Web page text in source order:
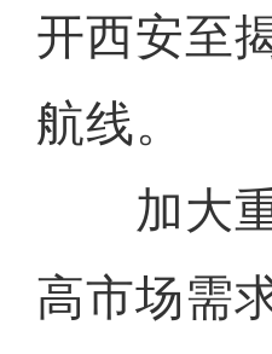
开西安至
航线。
加大重
高市场需